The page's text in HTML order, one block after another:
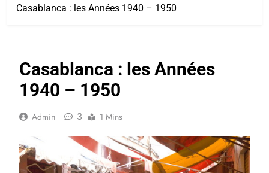
Casablanca : les Années 1940 – 1950
Casablanca : les Années
1940 – 1950
Admin 3 1 Mins